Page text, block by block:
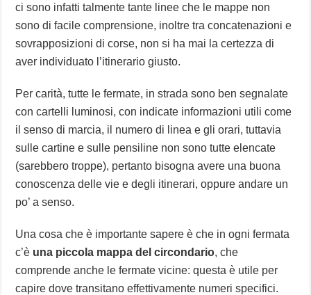
ci sono infatti talmente tante linee che le mappe non
sono di facile comprensione, inoltre tra concatenazioni e
sovrapposizioni di corse, non si ha mai la certezza di
aver individuato l’itinerario giusto.
Per carità, tutte le fermate, in strada sono ben segnalate
con cartelli luminosi, con indicate informazioni utili come
il senso di marcia, il numero di linea e gli orari, tuttavia
sulle cartine e sulle pensiline non sono tutte elencate
(sarebbero troppe), pertanto bisogna avere una buona
conoscenza delle vie e degli itinerari, oppure andare un
po’ a senso.
Una cosa che è importante sapere è che in ogni fermata
c’è una piccola mappa del circondario, che
comprende anche le fermate vicine: questa è utile per
capire dove transitano effettivamente numeri specifici.